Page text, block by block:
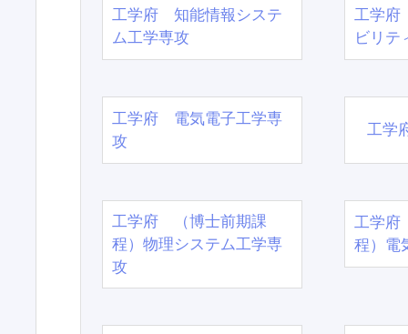
工学府 知能情報システ
ム工学専攻
工学府
ビリテ
工学府 電気電子工学専
攻
工学
工学府 （博士前期課
程）物理システム工学専
攻
工学
程）電